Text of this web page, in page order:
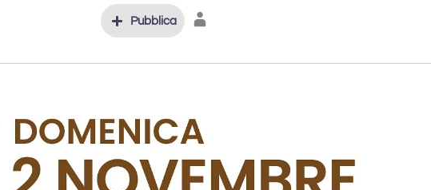
Pubblica